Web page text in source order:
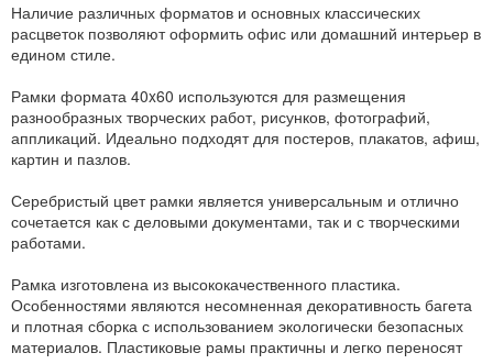
Наличие различных форматов и основных классических
расцветок позволяют оформить офис или домашний интерьер в
едином стиле.
Рамки формата 40x60 используются для размещения
разнообразных творческих работ, рисунков, фотографий,
аппликаций. Идеально подходят для постеров, плакатов, афиш,
картин и пазлов.
Серебристый цвет рамки является универсальным и отлично
сочетается как с деловыми документами, так и с творческими
работами.
Рамка изготовлена из высококачественного пластика.
Особенностями являются несомненная декоративность багета
и плотная сборка с использованием экологически безопасных
материалов. Пластиковые рамы практичны и легко переносят